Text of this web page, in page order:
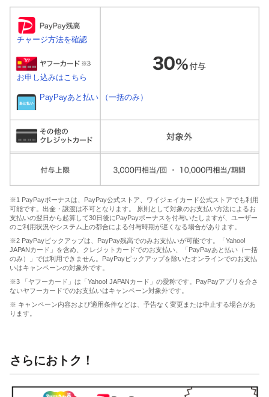
チャージ方法を確認
お申し込みはこちら
PayPayあと払い （一括のみ）
※1 PayPayボーナスは、PayPay公式ストア、ワイジェイカード公式ストアでも利用
可能です。出金・譲渡は不可となります。 原則として対象のお支払い方法によるお
支払いの翌日から起算して30日後にPayPayボーナスを付与いたしますが、ユーザー
のご利用状況やシステム上の都合による付与時期が遅くなる場合があります。
※2 PayPayピックアップは、PayPay残高でのみお支払いが可能です。「Yahoo!
JAPANカード」を含め、クレジットカードでのお支払い、「PayPayあと払い（一括
のみ）」では利用できません。PayPayピックアップを除いたオンラインでのお支払
いはキャンペーンの対象外です。
※3 「ヤフーカード」は「Yahoo! JAPANカード」の愛称です。PayPayアプリを介さ
ないヤフーカードでのお支払いはキャンペーン対象外です。
※ キャンペーン内容および適用条件などは、予告なく変更または中止する場合があ
ります。
さらにおトク！